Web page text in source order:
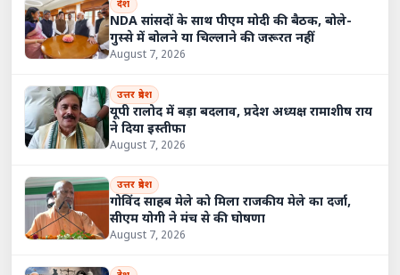
देश
NDA सांसदों के साथ पीएम मोदी की बैठक, बोले-
गुस्से में बोलने या चिल्लाने की जरूरत नहीं
August 7, 2026
उत्तर प्रदेश
यूपी रालोद में बड़ा बदलाव, प्रदेश अध्यक्ष रामाशीष राय
ने दिया इस्तीफा
August 7, 2026
उत्तर प्रदेश
गोविंद साहब मेले को मिला राजकीय मेले का दर्जा,
सीएम योगी ने मंच से की घोषणा
August 7, 2026